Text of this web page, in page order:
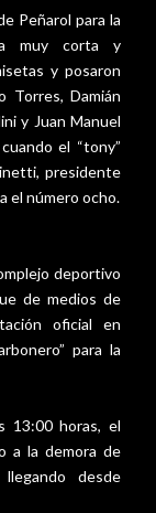
Peñarol para la
muy corta y
y posaron
Torres, Damián
y Juan Manuel
el “tony”
presidente
el número ocho.
deportivo
de medios de
oficial en
para la
13:00 horas, el
a la demora de
desde